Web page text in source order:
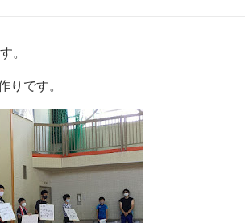
。
りです。